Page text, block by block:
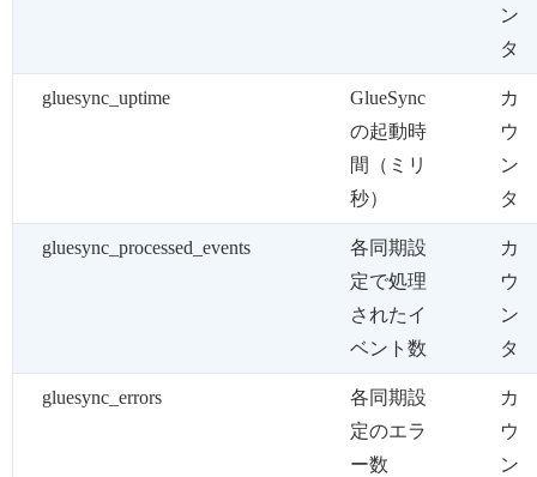
ン
タ
gluesync_uptime
GlueSync
の起動時
間（ミリ
秒）
カ
ウ
ン
タ
gluesync_processed_events
各同期設
定で処理
されたイ
ベント数
カ
ウ
ン
タ
gluesync_errors
各同期設
定のエラ
ー数
カ
ウ
ン